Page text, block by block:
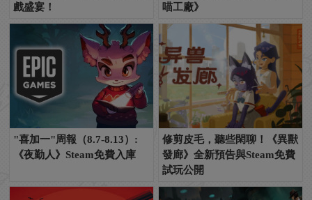
戲盛宴！
喵工廠》
"喜加一"周報（8.7-8.13）:
《夜勤人》Steam免費入庫
修剪皮毛，聽些閑聊！《異獸
發廊》全新預告與Steam免費
試玩公開